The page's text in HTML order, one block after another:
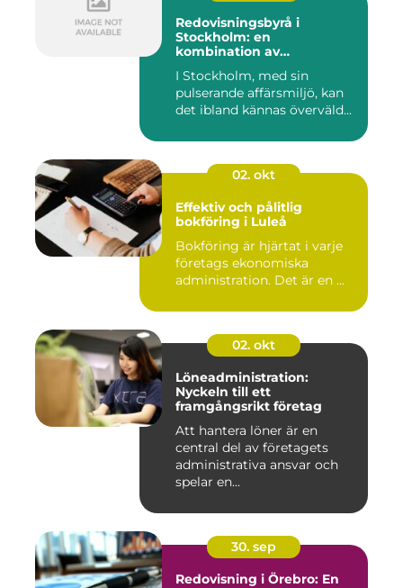
Redovisningsbyrå i
Stockholm: en
kombination av
personlig service
I Stockholm, med sin
pulserande affärsmiljö, kan
det ibland kännas överväld...
02. okt
Effektiv och pålitlig
bokföring i Luleå
Bokföring är hjärtat i varje
företags ekonomiska
administration. Det är en ...
02. okt
Löneadministration:
Nyckeln till ett
framgångsrikt företag
Att hantera löner är en
central del av företagets
administrativa ansvar och
spelar en...
30. sep
Redovisning i Örebro: En